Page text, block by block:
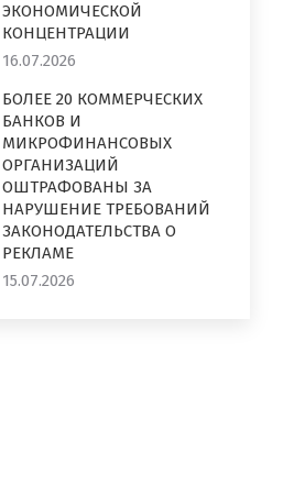
ЭКОНОМИЧЕСКОЙ
КОНЦЕНТРАЦИИ
16.07.2026
БОЛЕЕ 20 КОММЕРЧЕСКИХ
БАНКОВ И
МИКРОФИНАНСОВЫХ
ОРГАНИЗАЦИЙ
ОШТРАФОВАНЫ ЗА
НАРУШЕНИЕ ТРЕБОВАНИЙ
ЗАКОНОДАТЕЛЬСТВА О
РЕКЛАМЕ
15.07.2026